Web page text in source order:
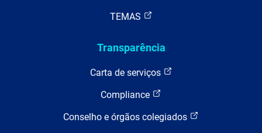
TEMAS
Transparência
Carta de serviços
Compliance
Conselho e órgãos colegiados